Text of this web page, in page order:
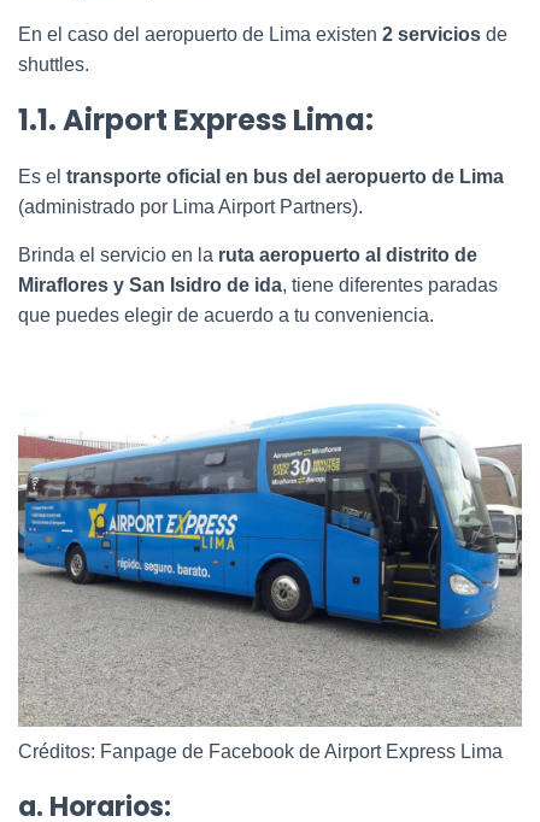
En el caso del aeropuerto de Lima existen 2 servicios de
shuttles.
1.1. Airport Express Lima:
Es el transporte oficial en bus del aeropuerto de Lima
(administrado por Lima Airport Partners).
Brinda el servicio en la ruta aeropuerto al distrito de
Miraflores y San Isidro de ida, tiene diferentes paradas
que puedes elegir de acuerdo a tu conveniencia.
Créditos: Fanpage de Facebook de Airport Express Lima
a. Horarios: